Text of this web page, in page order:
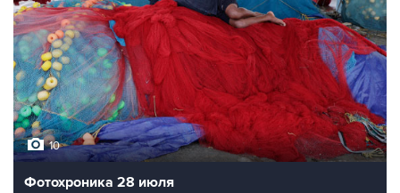
10
Фотохроника 28 июля